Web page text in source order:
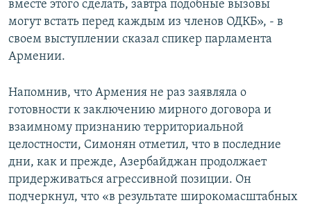
вместе этого сделать, завтра подобные вызовы
могут встать перед каждым из членов ОДКБ», - в
своем выступлении сказал спикер парламента
Армении.
Напомнив, что Армения не раз заявляла о
готовности к заключению мирного договора и
взаимному признанию территориальной
целостности, Симонян отметил, что в последние
дни, как и прежде, Азербайджан продолжает
придерживаться агрессивной позиции. Он
подчеркнул, что «в результате широкомасштабных